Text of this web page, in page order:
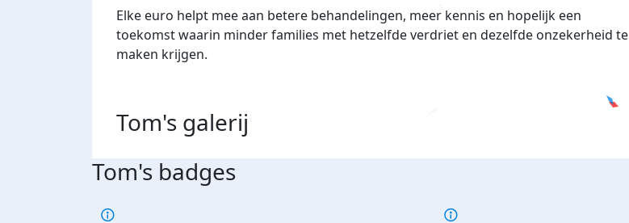
Elke euro helpt mee aan betere behandelingen, meer kennis en hopelijk een
toekomst waarin minder families met hetzelfde verdriet en dezelfde onzekerheid te
maken krijgen.
Tom's galerij
Tom's badges